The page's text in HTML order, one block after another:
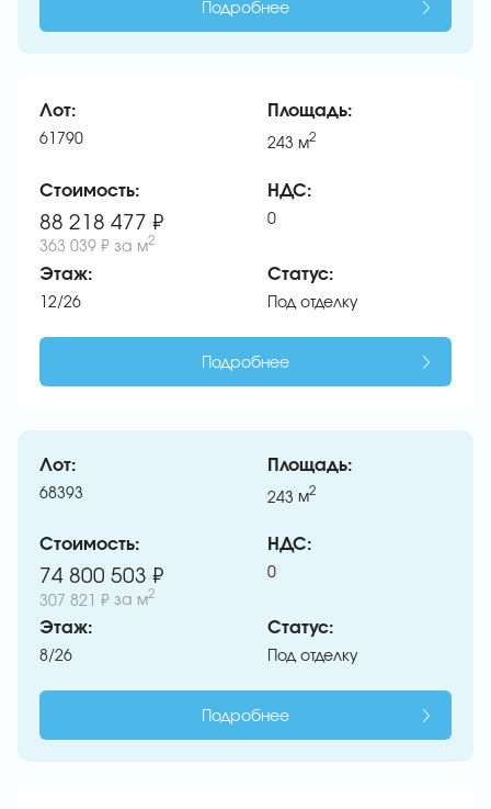
Подробнее
Лот:
61790
Площадь:
243 м2
Стоимость:
88 218 477 ₽
363 039 ₽ за м2
НДС:
0
Этаж:
12/26
Статус:
Под отделку
Подробнее
Лот:
68393
Площадь:
243 м2
Стоимость:
74 800 503 ₽
307 821 ₽ за м2
НДС:
0
Этаж:
8/26
Статус:
Под отделку
Подробнее